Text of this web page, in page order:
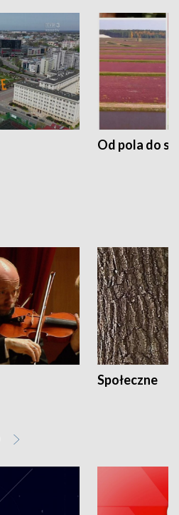
Od pola do
Społeczne